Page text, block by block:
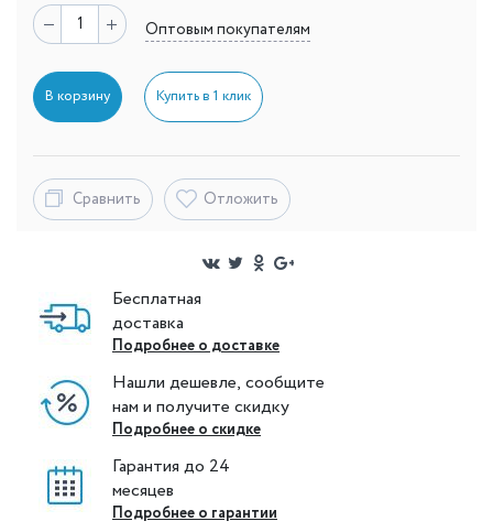
Оптовым покупателям
В корзину Купить в 1 клик
Сравнить Отложить
Бесплатная
доставка
Подробнее о доставке
Нашли дешевле, сообщите
нам и получите скидку
Подробнее о скидке
Гарантия до 24
месяцев
Подробнее о гарантии